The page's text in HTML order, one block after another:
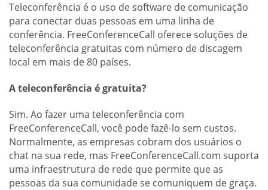
Teleconferência é o uso de software de comunicação
para conectar duas pessoas em uma linha de
conferência. FreeConferenceCall oferece soluções de
teleconferência gratuitas com número de discagem
local em mais de 80 países.
A teleconferência é gratuita?
Sim. Ao fazer uma teleconferência com
FreeConferenceCall, você pode fazê-lo sem custos.
Normalmente, as empresas cobram dos usuários o
chat na sua rede, mas FreeConferenceCall.com suporta
uma infraestrutura de rede que permite que as
pessoas da sua comunidade se comuniquem de graça.